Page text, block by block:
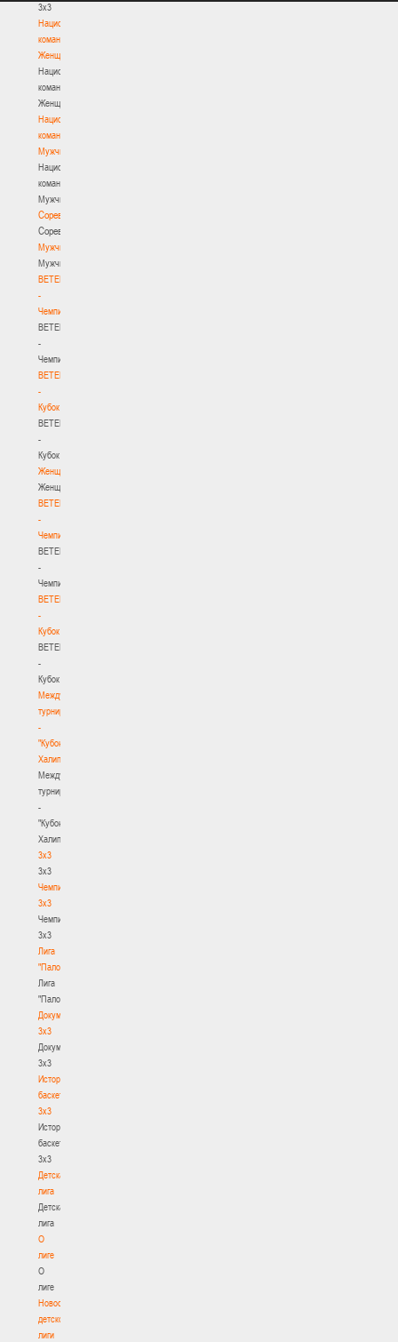
3х3
Национальная
команда.
Женщины
Национальная
команда.
Женщины
Национальная
команда.
Мужчины
Национальная
команда.
Мужчины
Соревнования
Соревнования
Мужчины
Мужчины
BETERA
-
Чемпионат
BETERA
-
Чемпионат
BETERA
-
Кубок
BETERA
-
Кубок
Женщины
Женщины
BETERA
-
Чемпионат
BETERA
-
Чемпионат
BETERA
-
Кубок
BETERA
-
Кубок
Международный
турнир
-
"Кубок
Халипского"
Международный
турнир
-
"Кубок
Халипского"
3x3
3x3
Чемпионат
3х3
Чемпионат
3х3
Лига
"Палова"
Лига
"Палова"
Документы
3х3
Документы
3х3
История
баскетбола
3х3
История
баскетбола
3х3
Детская
лига
Детская
лига
О
лиге
О
лиге
Новости
детской
лиги